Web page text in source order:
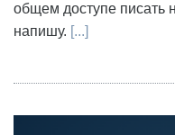
общем доступе писать
напишу. [...]